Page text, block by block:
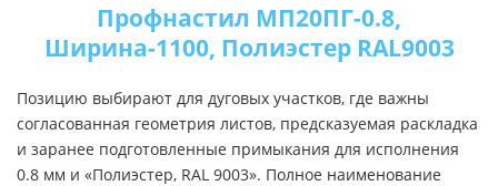
Профнастил МП20ПГ-0.8,
Ширина-1100, Полиэстер RAL9003
Позицию выбирают для дуговых участков, где важны
согласованная геометрия листов, предсказуемая раскладка
и заранее подготовленные примыкания для исполнения
0.8 мм и «Полиэстер, RAL 9003». Полное наименование